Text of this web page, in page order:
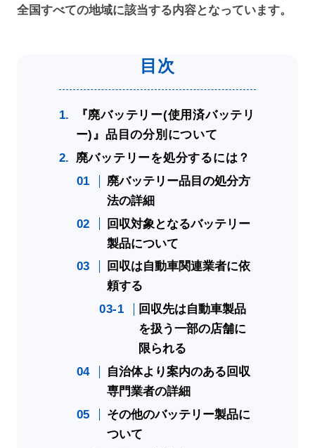
全国すべての地域に該当する内容となっています。
『廃バッテリー(使用済バッテリ
ー)』品目の分別について
廃バッテリーを処分するには？
廃バッテリー品目の処分方
法の詳細
回収対象となるバッテリー
製品について
回収は自動車関連業者に依
頼する
回収先は自動車製品
を扱う一部の店舗に
限られる
自治体より案内のある回収
専門業者の詳細
その他のバッテリー製品に
ついて